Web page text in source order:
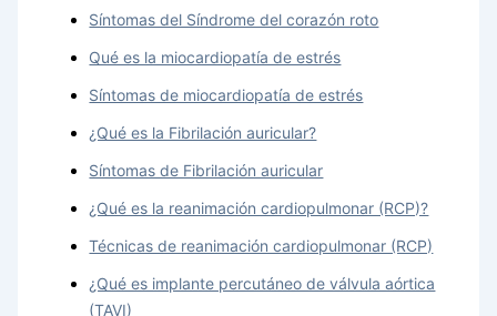
Síntomas del Síndrome del corazón roto
Qué es la miocardiopatía de estrés
Síntomas de miocardiopatía de estrés
¿Qué es la Fibrilación auricular?
Síntomas de Fibrilación auricular
¿Qué es la reanimación cardiopulmonar (RCP)?
Técnicas de reanimación cardiopulmonar (RCP)
¿Qué es implante percutáneo de válvula aórtica
(TAVI)